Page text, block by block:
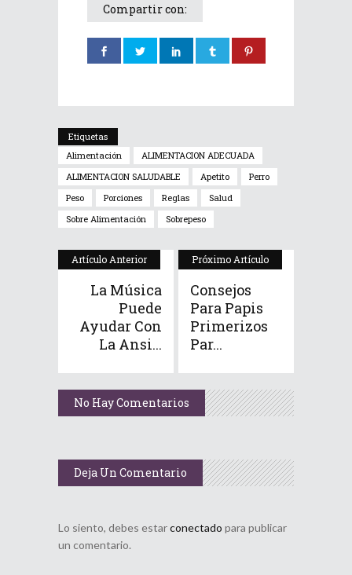
Compartir con:
Etiquetas
Alimentación
ALIMENTACION ADECUADA
ALIMENTACION SALUDABLE
Apetito
Perro
Peso
Porciones Reglas
Salud
Sobre Alimentación
Sobrepeso
Artículo Anterior
La Música
Puede
Ayudar Con
La Ansi...
Próximo Artículo
Consejos
Para Papis
Primerizos
Par...
No Hay Comentarios
Deja Un Comentario
Lo siento, debes estarconectado para publicar
un comentario.